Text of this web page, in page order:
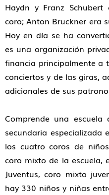
Haydn y Franz
coro; Anton Bruckner era
Hoy en día se ha
es una organización
financia principalmente a
conciertos y de las giras,
adicionales de sus
Comprende una
secundaria especializada
los cuatro coros de
coro mixto de la escuela,
Juventus, coro mixto
hay 330 niños y niñas